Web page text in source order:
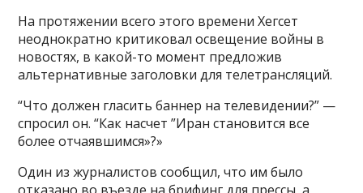
На протяжении всего этого времени Хегсет
неоднократно критиковал освещение войны в
новостях, в какой-то момент предложив
альтернативные заголовки для телетрансляций.
“Что должен гласить баннер на телевидении?” —
спросил он. “Как насчет ”Иран становится все
более отчаявшимся»?»
Один из журналистов сообщил, что им было